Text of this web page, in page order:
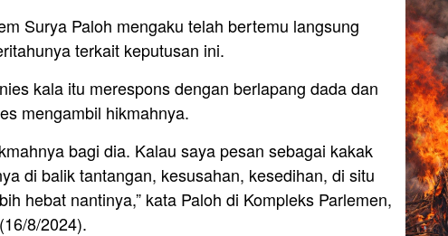
Surya Paloh mengaku telah bertemu langsung
terkait keputusan ini.
kala itu merespons dengan berlapang dada dan
mengambil hikmahnya.
bagi dia. Kalau saya pesan sebagai kakak
di balik tantangan, kesusahan, kesedihan, di situ
hebat nantinya,” kata Paloh di Kompleks Parlemen,
8/2024).